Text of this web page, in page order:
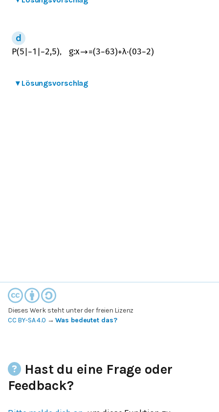
P(5 −1 −2,5), g:x→=(3−63)+λ⋅(03−2)
▾ Lösungsvorschlag
Dieses Werk steht unter der freien Lizenz
CC BY-SA 4.0 →Was bedeutet das?
Hast du eine Frage oder
Feedback?